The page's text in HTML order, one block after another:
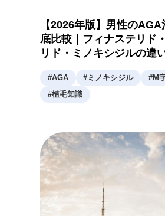
【2026年版】男性の
底比較｜フィナステリド
リド・ミノキシジルの違
#AGA # ミノキシジル #M
#植毛知識